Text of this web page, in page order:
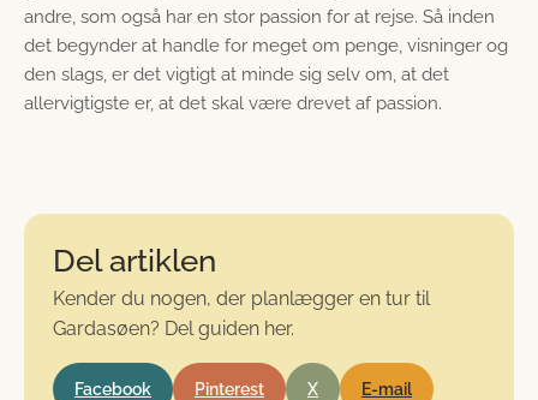
andre, som også har en stor passion for at rejse. Så inden
det begynder at handle for meget om penge, visninger og
den slags, er det vigtigt at minde sig selv om, at det
allervigtigste er, at det skal være drevet af passion.
Del artiklen
Kender du nogen, der planlægger en tur til
Gardasøen? Del guiden her.
Facebook Pinterest X E-mail